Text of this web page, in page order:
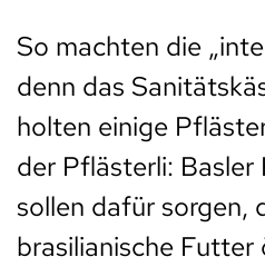
So machten die
denn das
holten einige
der Pflästerli: Basler
sollen dafür sorgen,
brasilianische Futter